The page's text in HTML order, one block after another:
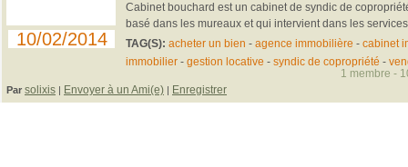
10/02/2014
Cabinet bouchard est un cabinet de syndic de
basé dans les mureaux et qui intervient dans les
TAG(S): acheter un bien - agence immobilière - cabinet
immobilier- gestion locative - syndic de copropriété -
Par solixis | Envoyer à un Ami(e) | Enregistrer
1 membre -